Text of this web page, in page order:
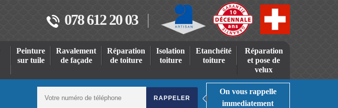
078 612 20 03
Peinture
sur tuile
Ravalement
de façade
Réparation
de toiture
Isolation
toiture
Etanchéité
toiture
Réparation
et pose de
velux
On vous rappelle
immediatement